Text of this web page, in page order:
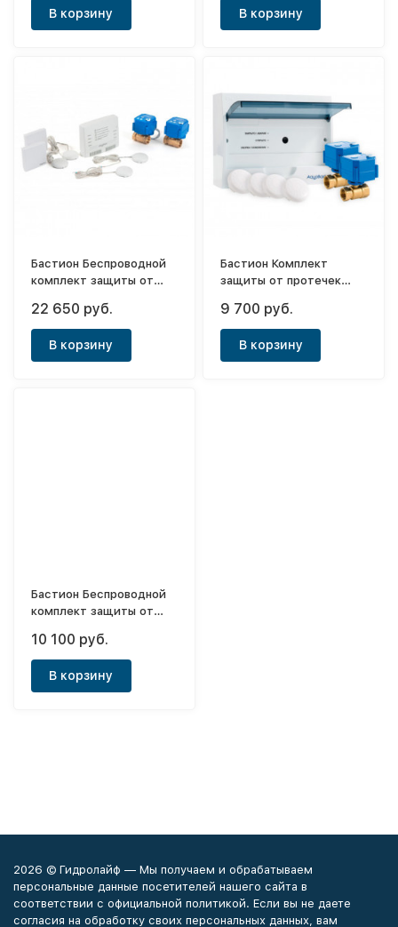
В корзину В корзину
Бастион Беспроводной
комплект защиты от
Квартира 3/4"-RF
22 650 руб.
В корзину
Бастион Комплект
защиты от протечек
9 700 руб.
В корзину
Бастион Беспроводной
комплект защиты от
Коттедж 3/4"-RF
10 100 руб.
В корзину
2026 © Гидролайф — Мы получаем и обрабатываем
персональные данные посетителей нашего сайта в
соответствии с официальной политикой. Если вы не даете
согласия на обработку своих персональных данных, вам